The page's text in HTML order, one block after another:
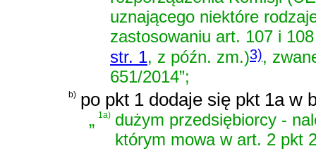
uznającego niektóre
zastosowaniu art. 107 i
str. 1, z późn. zm.)3),
651/2014”;
b) po pkt 1 dodaje się pkt 1a w
„1a) dużym przedsiębiorcy -
którym mowa w art. 2 pkt